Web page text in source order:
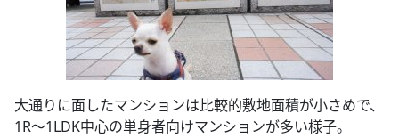
大通りに面したマンションは比較的敷地面積が小さめで、
1R～1LDK中心の単身者向けマンションが多い様子。